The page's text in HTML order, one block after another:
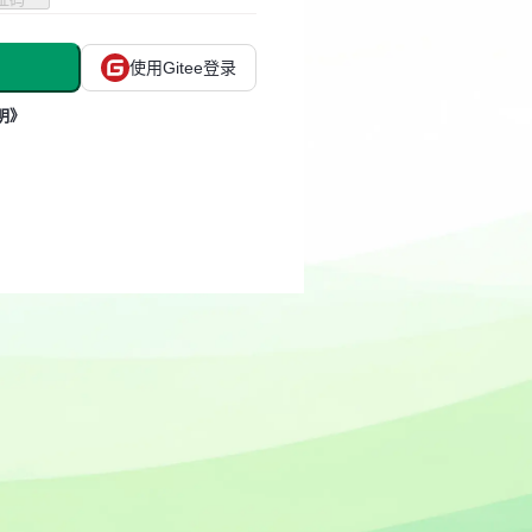
使用Gitee登录
》